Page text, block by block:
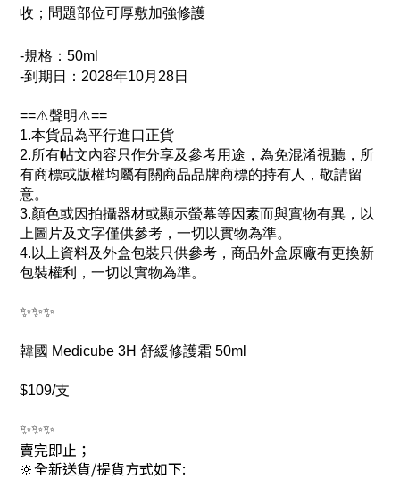
收；問題部位可厚敷加強修護
-規格：50ml
-到期日：2028年10月28日
==⚠️聲明⚠️==
1.本貨品為平行進口正貨
2.所有帖文內容只作分享及參考用途，為免混淆視聽，所
有商標或版權均屬有關商品品牌商標的持有人，敬請留
意。
3.顏色或因拍攝器材或顯示螢幕等因素而與實物有異，以
上圖片及文字僅供參考，一切以實物為準。
4.以上資料及外盒包裝只供參考，商品外盒原廠有更換新
包裝權利，一切以實物為準。
✨✨✨
韓國 Medicube 3H 舒緩修護霜 50ml
$109/支
✨✨✨
賣完即止；
🔆全新送貨/提貨方式如下: